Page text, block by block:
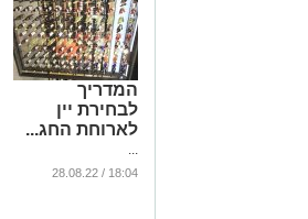
המדריך
לבחירת יין
לארוחת החג...
...
18:04 / 28.08.22